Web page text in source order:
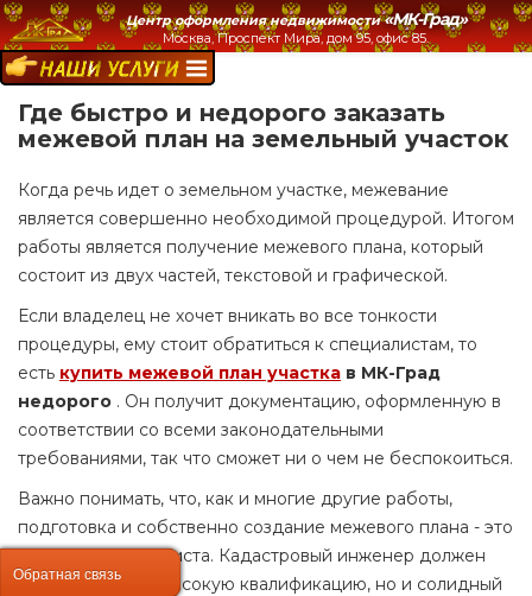
Центр оформления недвижимости «МК-Град»
Москва, Проспект Мира, дом 95, офис 85.
НАШИ УСЛУГИ:
Где быстро и недорого заказать
межевой план на земельный участок
Когда речь идет о земельном участке, межевание
является совершенно необходимой процедурой. Итогом
работы является получение межевого плана, который
состоит из двух частей, текстовой и графической.
Если владелец не хочет вникать во все тонкости
процедуры, ему стоит обратиться к специалистам, то
есть купить межевой план участка в МК-Град
недорого . Он получит документацию, оформленную в
соответствии со всеми законодательными
требованиями, так что сможет ни о чем не беспокоиться.
Важно понимать, что, как и многие другие работы,
подготовка и собственно создание межевого плана - это
дело для специалиста. Кадастровый инженер должен
иметь не только высокую квалификацию, но и солидный
Обратная связь
Обратная связь